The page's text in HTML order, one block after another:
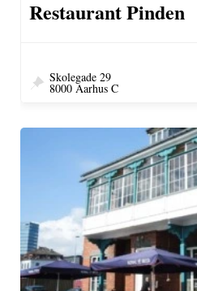
Restaurant Pinden
Skolegade 29
8000 Aarhus C